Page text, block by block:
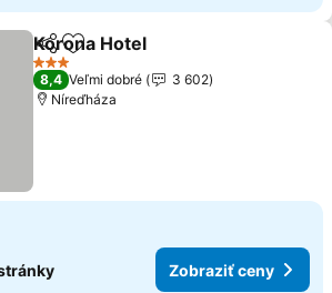
ZdieľaťPridať do obľúbených
Korona Hotel
3 Počet hviezdičiek
8,4 Veľmi dobré
3 602
Níreďháza
Zobraziť ceny